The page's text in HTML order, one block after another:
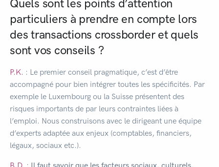
Quels sont les points d’attention
particuliers à prendre en compte lors
des transactions crossborder et quels
sont vos conseils ?
P.K. : Le premier conseil pragmatique, c’est d’être
accompagné pour bien intégrer toutes les spécificités. Par
exemple le Luxembourg ou la Suisse présentent des
risques importants de par leurs contraintes liées à
l’emploi. Nous construisons avec le dirigeant une équipe
d’experts adaptée aux enjeux (comptables, financiers,
légaux, sociaux etc.).